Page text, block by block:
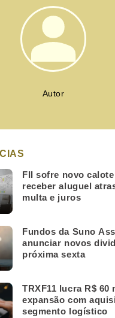
Autor
FII sofre novo
receber aluguel
multa e juros
Fundos da Suno
anunciar novos
próxima sexta
TRXF11 lucra R$ 60
expansão com
segmento logístico